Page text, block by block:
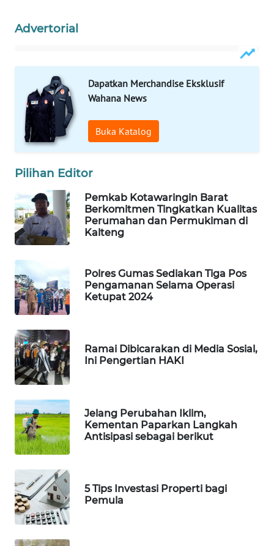
Advertorial
Dapatkan Merchandise Eksklusif
Wahana News
Buka Katalog
Pilihan Editor
Pemkab Kotawaringin Barat
Berkomitmen Tingkatkan Kualitas
Perumahan dan Permukiman di
Kalteng
Polres Gumas Sediakan Tiga Pos
Pengamanan Selama Operasi
Ketupat 2024
Ramai Dibicarakan di Media Sosial,
Ini Pengertian HAKI
Jelang Perubahan Iklim,
Kementan Paparkan Langkah
Antisipasi sebagai berikut
5 Tips Investasi Properti bagi
Pemula
WAHANANEWS
CO ID
WAHANANEWS
NET
SPORT
WAHANA
UMKM
WAHANA
SELEB
WAHANA
PERSONA
WAHANA
OTOMOTIF
WAHANA
HEALTH
WAHANA
WISATA
LAPAK
WAHANA